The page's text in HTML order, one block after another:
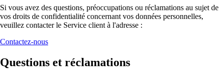
Si vous avez des questions, préoccupations ou réclamations au sujet de
vos droits de confidentialité concernant vos données personnelles,
veuillez contacter le Service client à l'adresse :
Contactez-nous
Questions et réclamations